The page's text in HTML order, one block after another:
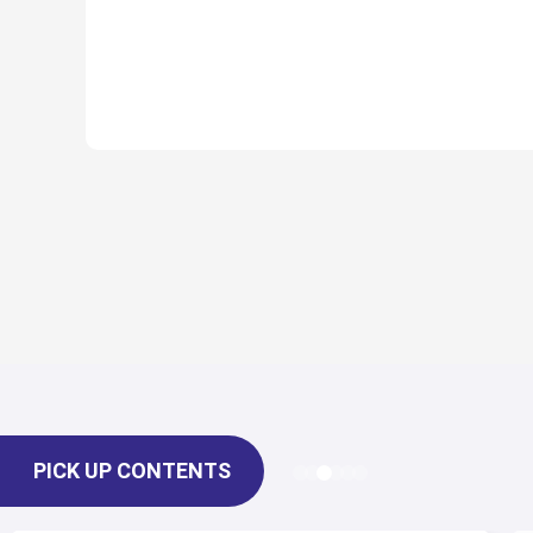
PICK UP CONTENTS